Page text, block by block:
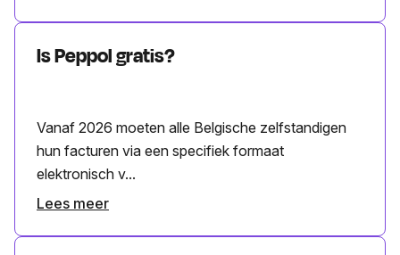
Is Peppol gratis?
Vanaf 2026 moeten alle Belgische zelfstandigen
hun facturen via een specifiek formaat
elektronisch v...
Lees meer